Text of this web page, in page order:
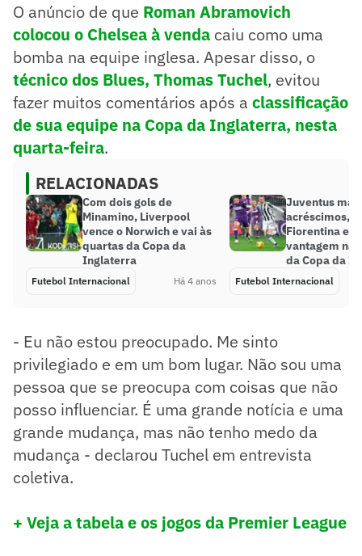
O anúncio de que Roman Abramovich
colocou o Chelsea à venda caiu como uma
bomba na equipe inglesa. Apesar disso, o
técnico dos Blues, Thomas Tuchel, evitou
fazer muitos comentários após a classificação
de sua equipe na Copa da Inglaterra, nesta
quarta-feira.
RELACIONADAS
Com dois gols de
Minamino, Liverpool
vence o Norwich e vai às
quartas da Copa da
Inglaterra
Futebol Internacional Há 4 anos
Juventus
acréscimos,
Fiorentina e
vantagem na
da Copa da
Futebol Internacional
- Eu não estou preocupado. Me sinto
privilegiado e em um bom lugar. Não sou uma
pessoa que se preocupa com coisas que não
posso influenciar. É uma grande notícia e uma
grande mudança, mas não tenho medo da
mudança - declarou Tuchel em entrevista
coletiva.
+ Veja a tabela e os jogos da Premier League